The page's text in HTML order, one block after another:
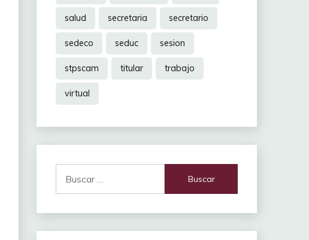
salud secretaria secretario
sedeco seduc sesion
stpscam titular trabajo
virtual